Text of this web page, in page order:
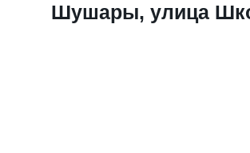
Шушары, улица